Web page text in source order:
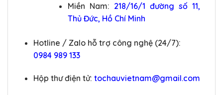
Miền Nam: 218/16/1 đường số 11,
Thủ Đức, Hồ Chí Minh
Hotline / Zalo hỗ trợ công nghệ (24/7):
0984 989 133
Hộp thư điện tử: tochauvietnam@gmail.com